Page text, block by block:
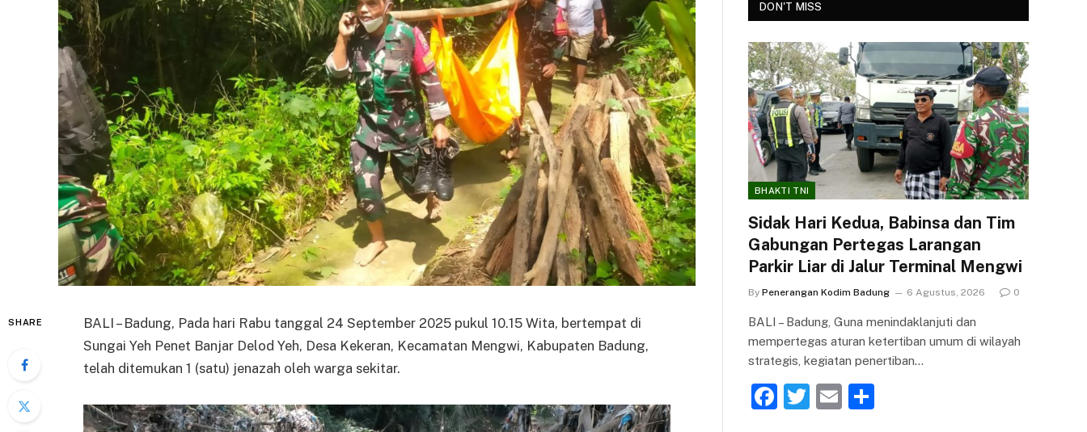
SHARE
BALI – Badung, Pada hari Rabu tanggal 24 September 2025 pukul 10.15 Wita, bertempat di
Sungai Yeh Penet Banjar Delod Yeh, Desa Kekeran, Kecamatan Mengwi, Kabupaten Badung,
telah ditemukan 1 (satu) jenazah oleh warga sekitar.
DON'T MISS
BHAKTI TNI
Sidak Hari Kedua, Babinsa dan Tim
Gabungan Pertegas Larangan
Parkir Liar di Jalur Terminal Mengwi
By Penerangan Kodim Badung 6 Agustus, 2026 0
BALI – Badung, Guna menindaklanjuti dan
mempertegas aturan ketertiban umum di wilayah
strategis, kegiatan penertiban…
F
T
E